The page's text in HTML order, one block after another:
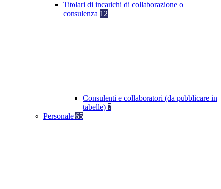
Titolari di incarichi di collaborazione o
consulenza 12
Consulenti e collaboratori (da pubblicare in
tabelle) 7
Personale 65